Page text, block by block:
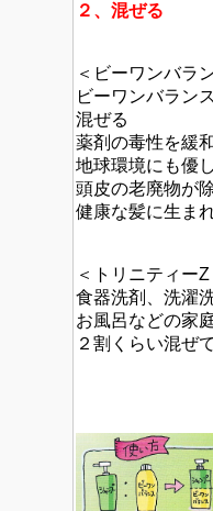
２、混ぜる
＜ビーワンバラ
ビーワンバラン
混ぜる
薬剤の毒性を緩和
地球環境にも優
頭皮の老廃物が
健康な髪に生ま
＜トリニティーZ
食器洗剤、洗濯
お風呂などの家
２割くらい混ぜ